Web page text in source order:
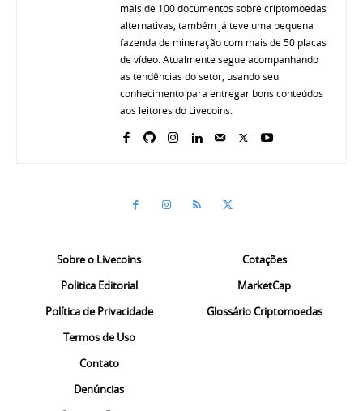
mais de 100 documentos sobre criptomoedas
alternativas, também já teve uma pequena
fazenda de mineração com mais de 50 placas
de vídeo. Atualmente segue acompanhando
as tendências do setor, usando seu
conhecimento para entregar bons conteúdos
aos leitores do Livecoins.
Sobre o Livecoins
Politica Editorial
Política de Privacidade
Termos de Uso
Contato
Denúncias
Cotações
MarketCap
Glossário Criptomoedas